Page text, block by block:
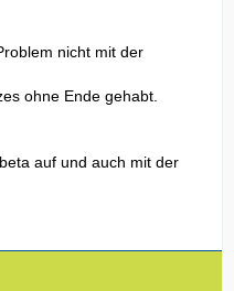
nicht mit der
ohne Ende gehabt.
auf und auch mit der